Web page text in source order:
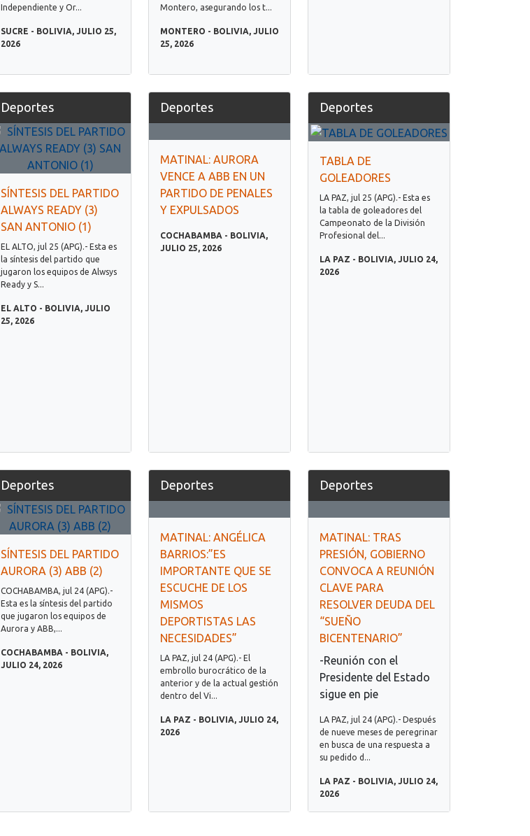
Independiente y Or...
SUCRE - BOLIVIA, JULIO 25,
2026
Montero, asegurando los t...
MONTERO - BOLIVIA, JULIO
25, 2026
Deportes
SÍNTESIS DEL PARTIDO
ALWAYS READY (3)
SAN ANTONIO (1)
EL ALTO, jul 25 (APG).- Esta es
la síntesis del partido que
jugaron los equipos de Alwsys
Ready y S...
EL ALTO - BOLIVIA, JULIO
25, 2026
Deportes
MATINAL: AURORA
VENCE A ABB EN UN
PARTIDO DE PENALES
Y EXPULSADOS
COCHABAMBA - BOLIVIA,
JULIO 25, 2026
Deportes
TABLA DE
GOLEADORES
LA PAZ, jul 25 (APG).- Esta es
la tabla de goleadores del
Campeonato de la División
Profesional del...
LA PAZ - BOLIVIA, JULIO 24,
2026
Deportes
SÍNTESIS DEL PARTIDO
AURORA (3) ABB (2)
COCHABAMBA, jul 24 (APG).-
Esta es la síntesis del partido
que jugaron los equipos de
Aurora y ABB,...
COCHABAMBA - BOLIVIA,
JULIO 24, 2026
Deportes
MATINAL: ANGÉLICA
BARRIOS:”ES
IMPORTANTE QUE SE
ESCUCHE DE LOS
MISMOS
DEPORTISTAS LAS
NECESIDADES”
LA PAZ, jul 24 (APG).- El
embrollo burocrático de la
anterior y de la actual gestión
dentro del Vi...
LA PAZ - BOLIVIA, JULIO 24,
2026
Deportes
MATINAL: TRAS
PRESIÓN, GOBIERNO
CONVOCA A REUNIÓN
CLAVE PARA
RESOLVER DEUDA DEL
“SUEÑO
BICENTENARIO”
-Reunión con el
Presidente del Estado
sigue en pie
LA PAZ, jul 24 (APG).- Después
de nueve meses de peregrinar
en busca de una respuesta a
su pedido d...
LA PAZ - BOLIVIA, JULIO 24,
2026